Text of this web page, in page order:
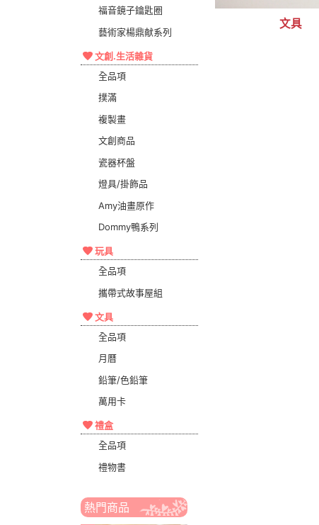
福音鏡子鑰匙圈
藝術家楊鼎献系列
文創.生活雜貨
全品項
撲滿
複製畫
文創商品
瓷器杯盤
燈具/掛飾品
Amy油畫原作
Dommy鴨系列
玩具
全品項
攜帶式故事屋組
文具
全品項
月曆
鉛筆/色鉛筆
萬用卡
禮盒
全品項
禮物書
熱門商品
文具